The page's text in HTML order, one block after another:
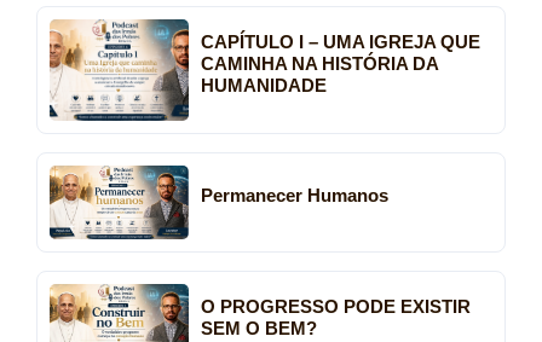
CAPÍTULO I – UMA IGREJA QUE
CAMINHA NA HISTÓRIA DA
HUMANIDADE
Permanecer Humanos
O PROGRESSO PODE EXISTIR
SEM O BEM?